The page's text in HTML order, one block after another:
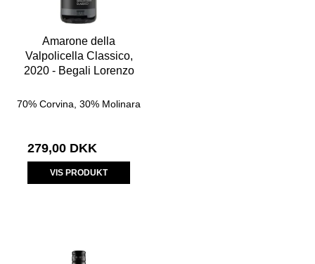
Amarone della
Valpolicella Classico,
2020 - Begali Lorenzo
70% Corvina, 30% Molinara
279,00 DKK
VIS PRODUKT